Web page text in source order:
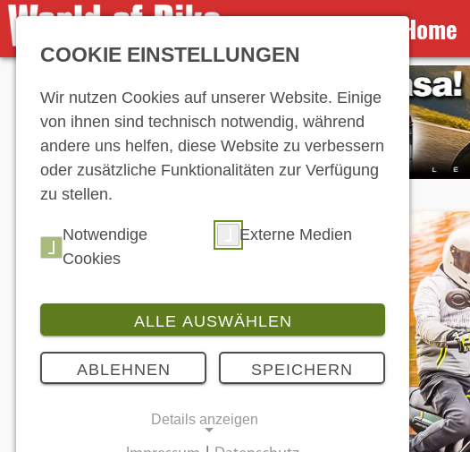
Home
COOKIE EINSTELLUNGEN
Wir nutzen Cookies auf unserer Website. Einige
von ihnen sind technisch notwendig, während
andere uns helfen, diese Website zu verbessern
oder zusätzliche Funktionalitäten zur Verfügung
zu stellen.
Notwendige
Cookies
Externe Medien
ALLE AUSWÄHLEN
ABLEHNEN SPEICHERN
Details anzeigen